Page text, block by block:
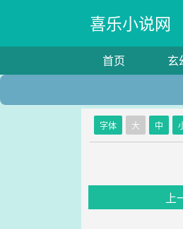
喜乐小说网
首页 玄
字体 大 中
上